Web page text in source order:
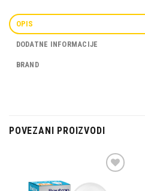
OPIS
DODATNE INFORMACIJE
BRAND
POVEZANI PROIZVODI